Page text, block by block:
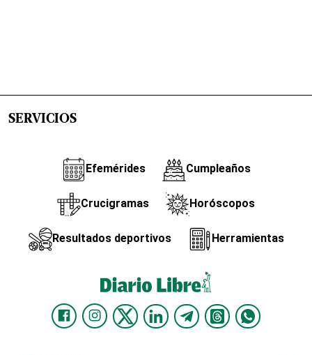
SERVICIOS
Efemérides Cumpleaños
Crucigramas Horóscopos
Resultados deportivos Herramientas